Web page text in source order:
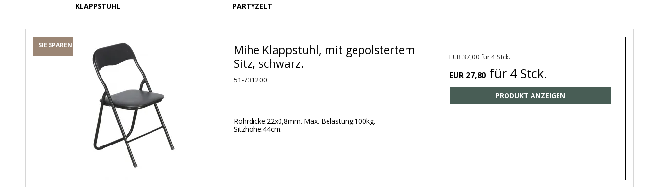
KLAPPSTUHL PARTYZELT
SIE SPAREN
Mihe Klappstuhl, mit gepolstertem
Sitz, schwarz.
51-731200
Rohrdicke:22x0,8mm. Max. Belastung:100kg.
Sitzhöhe:44cm.
EUR 37,00 für 4 Stck.
EUR 27,80für 4 Stck.
PRODUKT ANZEIGEN